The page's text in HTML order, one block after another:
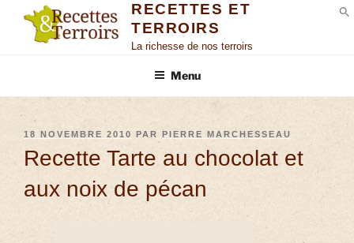
RECETTES ET
TERROIRS
La richesse de nos terroirs
Menu
18 NOVEMBRE 2010 PAR PIERRE MARCHESSEAU
Recette Tarte au chocolat et
aux noix de pécan